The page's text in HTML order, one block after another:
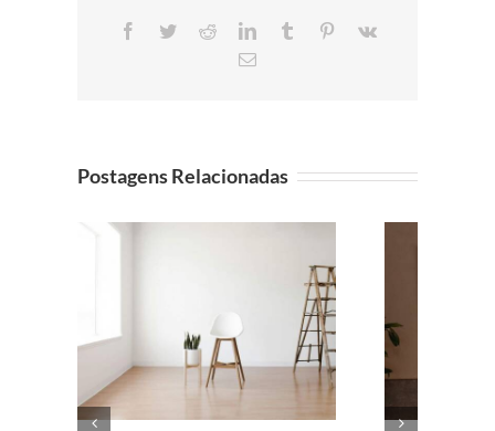
Facebook
TwitterRedditLinkedInTumblr Pinterest
Vk
E-
Postagens Relacionadas